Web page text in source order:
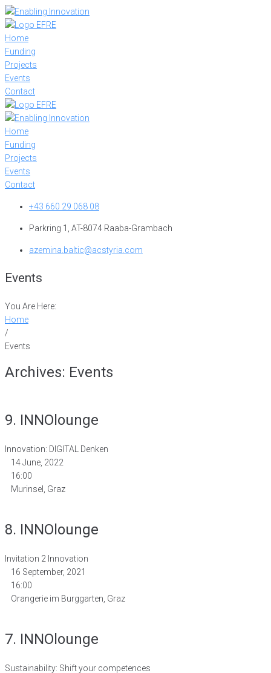
Skip
to
content
Home
Funding
Projects
Events
Contact
Home
Funding
Projects
Events
Contact
+43 660 29 068 08
Parkring 1, AT-8074 Raaba-Grambach
azemina.baltic@acstyria.com
Events
You Are Here:
Home
/
Events
Archives: Events
9. INNOlounge
Innovation: DIGITAL Denken
14 June, 2022
16:00
Murinsel, Graz
8. INNOlounge
Invitation 2 Innovation
16 September, 2021
16:00
Orangerie im Burggarten, Graz
7. INNOlounge
Sustainability: Shift your competences